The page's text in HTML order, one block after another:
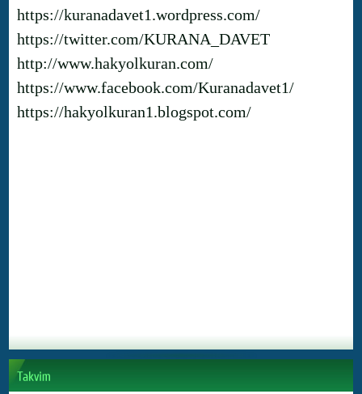
https://kuranadavet1.wordpress.com/
https://twitter.com/KURANA_DAVET
http://www.hakyolkuran.com/
https://www.facebook.com/Kuranadavet1/
https://hakyolkuran1.blogspot.com/